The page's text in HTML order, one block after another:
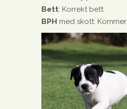
Bett: Korrekt bett
BPH med skott: Kommer